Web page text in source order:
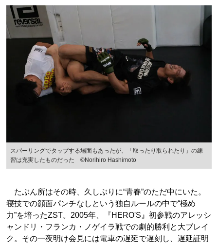
スパーリングでタップする場面もあったが、「取ったり取られたり」の練
習は充実したものだった ©Norihiro Hashimoto
たぶん所はその時、久しぶりに“青春”のただ中にいた。
寝技での顔面パンチなしという独自ルールの中で“極め
力”を培ったZST。2005年、『HERO'S』初参戦のアレッシ
ャンドリ・フランカ・ノゲイラ戦での劇的勝利と大ブレイ
ク。その一夜明け会見には電車の遅延で遅刻し、遅延証明